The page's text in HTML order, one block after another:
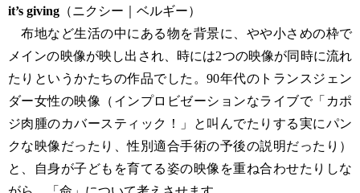
it’s giving （ニクシー｜ベルギー）
布地など生活の中にある物を背景に、やや小さめの枠で
メインの映像が映し出され、時には2つの映像が同時に流れ
たりというかたちの作品でした。90年代のトランスジェン
ダー女性の映像（インプロビゼーションなライブで「カポ
ジ肉腫のカバースティック！」と叫んでたりする実にパン
クな映像だったり、性別適合手術の予後の説明だったり）
と、自身が子どもを育てる姿の映像を重ね合わせたりしな